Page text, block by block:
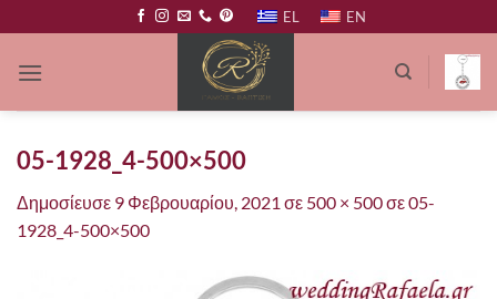
στο
περιεχόμενο
EL EN
05-1928_4-500×500
Δημοσίευσε 9 Φεβρουαρίου, 2021 σε 500 × 500σε05-
1928_4-500×500